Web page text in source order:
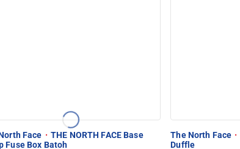
Face · THE NORTH FACE Base
Fuse Box Batoh
The North Face ·
Duffle